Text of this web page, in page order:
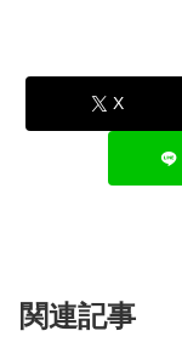
X
関連記事